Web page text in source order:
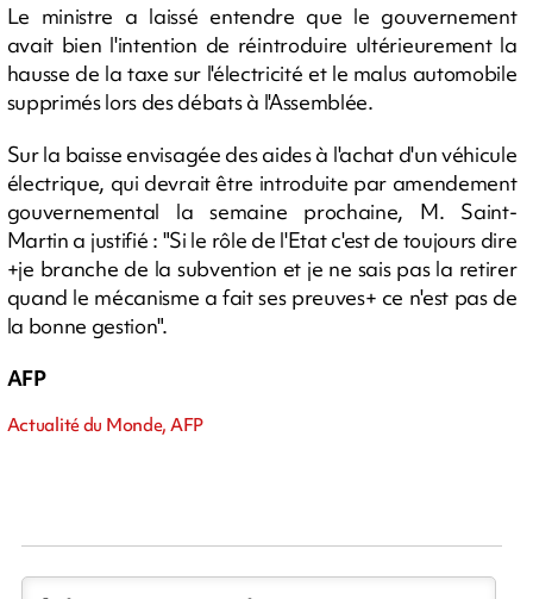
Le ministre a laissé entendre que le gouvernement
avait bien l'intention de réintroduire ultérieurement la
hausse de la taxe sur l'électricité et le malus automobile
supprimés lors des débats à l'Assemblée.
Sur la baisse envisagée des aides à l'achat d'un véhicule
électrique, qui devrait être introduite par amendement
gouvernemental la semaine prochaine, M. Saint-
Martin a justifié : "Si le rôle de l'Etat c'est de toujours dire
+je branche de la subvention et je ne sais pas la retirer
quand le mécanisme a fait ses preuves+ ce n'est pas de
la bonne gestion".
AFP
Actualité du Monde, AFP